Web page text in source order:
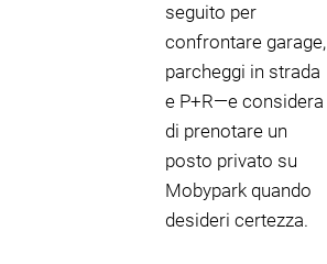
seguito per
confrontare garage,
parcheggi in strada
e P+R—e considera
di prenotare un
posto privato su
Mobypark quando
desideri certezza.